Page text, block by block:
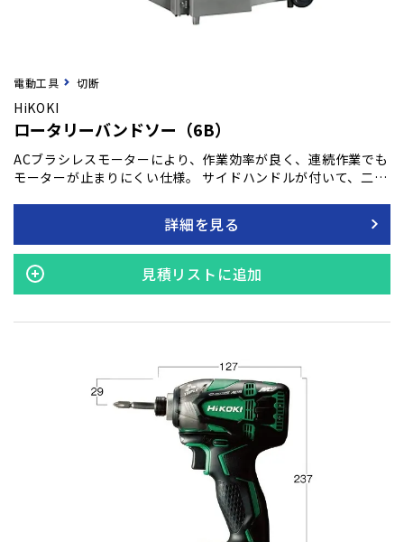
電動工具 切断
HiKOKI
ロータリーバンドソー（6B）
ACブラシレスモーターにより、作業効率が良く、連続作業でも
モーターが止まりにくい仕様。 サイドハンドルが付いて、二人
詳細を見る
見積リストに追加